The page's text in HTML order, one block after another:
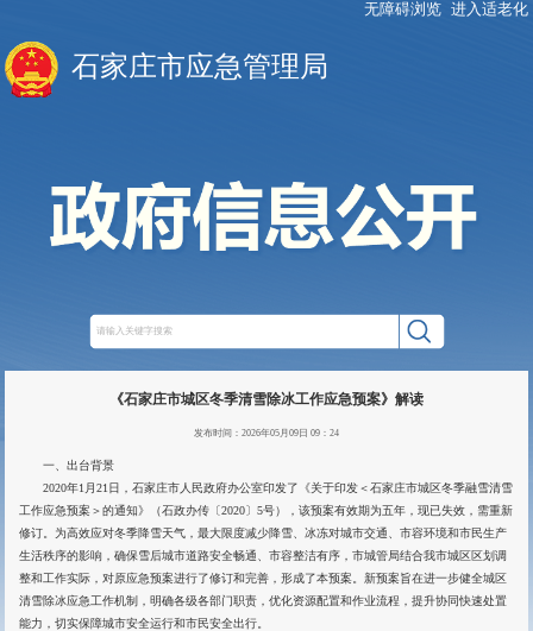
无障碍浏览 进入适老化
石家庄市应急管理局
《石家庄市城区冬季清雪除冰工作应急预案》解读
发布时间：2026年05月09日 09：24
一、出台背景
2020年1月21日，石家庄市人民政府办公室印发了《关于印发＜石家庄市城区冬季融雪清雪
工作应急预案＞的通知》（石政办传〔2020〕5号），该预案有效期为五年，现已失效，需重新
修订。为高效应对冬季降雪天气，最大限度减少降雪、冰冻对城市交通、市容环境和市民生产
生活秩序的影响，确保雪后城市道路安全畅通、市容整洁有序，市城管局结合我市城区区划调
整和工作实际，对原应急预案进行了修订和完善，形成了本预案。新预案旨在进一步健全城区
清雪除冰应急工作机制，明确各级各部门职责，优化资源配置和作业流程，提升协同快速处置
能力，切实保障城市安全运行和市民安全出行。